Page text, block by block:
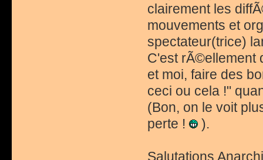
clairement les
mouvements et
spectateur(trice)
C'est rÃ©ellement
et moi, faire des
ceci ou cela !"
(Bon, on le voit
perte !
).
Salutations